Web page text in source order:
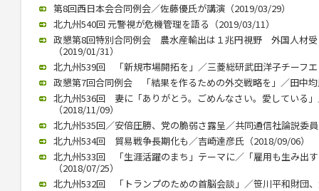
第8回西日本会合同例会／佐藤優氏が講演（2019/03/29）
北九州540回 元警視が危機管理を語る（2019/03/11）
政懇第8回特別合同例会 農水産輸出は１兆円視野 外国人材受
（2019/01/31）
北九州539回 「新規市場開拓を」／三菱総研武田洋子チーフ
政懇第7回合同例会 「結果を作るための外交戦略を」／田中
北九州536回 妻に「ありがとう。ごめんなさい。愛している
（2018/11/09）
北九州535回／安倍圧勝、党の脆弱さ露呈／共同通信社論説委
北九州534回 貿易戦争長期化も／吉崎達彦氏（2018/09/06）
北九州533回 「生涯活躍のまち」テーマに／「雇用も生み出
（2018/07/25）
北九州532回 「トランプのための首脳会談」／笹川平和財団